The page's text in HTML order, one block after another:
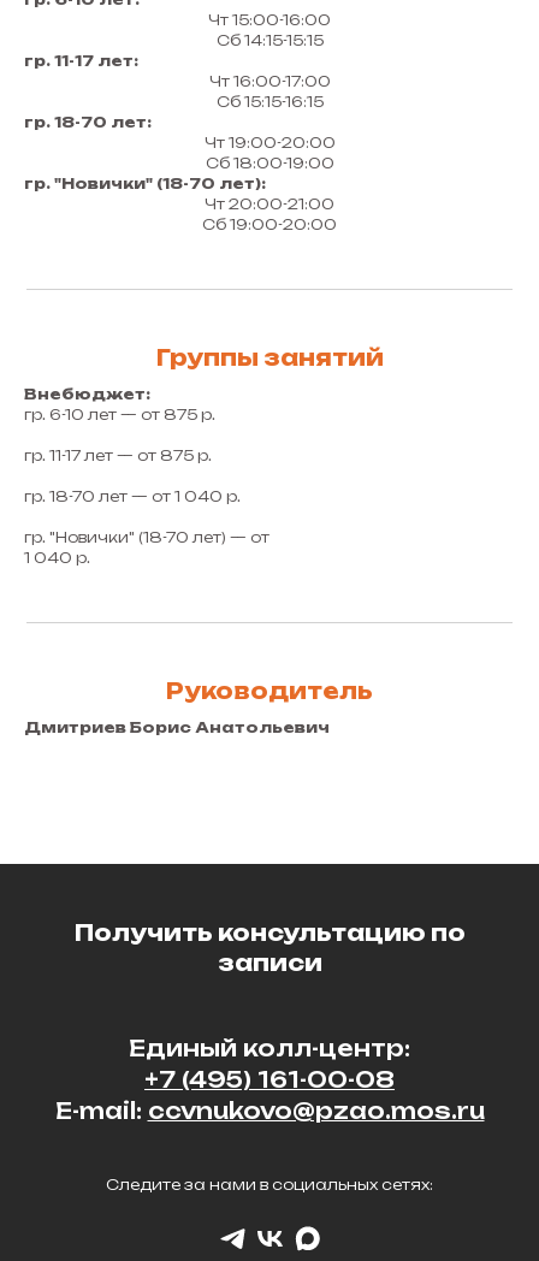
Чт 15:00-16:00
Сб 14:15-15:15
гр. 11-17 лет:
Чт 16:00-17:00
Сб 15:15-16:15
гр. 18-70 лет:
Чт 19:00-20:00
Сб 18:00-19:00
гр. "Новички" (18-70 лет):
Чт 20:00-21:00
Сб 19:00-20:00
Группы занятий
Внебюджет:
гр. 6-10 лет — от 875 р.
гр. 11-17 лет — от 875 р.
гр. 18-70 лет — от 1 040 р.
гр. "Новички" (18-70 лет) — от
1 040 р.
Руководитель
Дмитриев Борис Анатольевич
Получить консультацию по
записи
Единый колл-центр:
+7 (495) 161-00-08
E-mail: ccvnukovo@pzao.mos.ru
Следите за нами в социальных сетях: